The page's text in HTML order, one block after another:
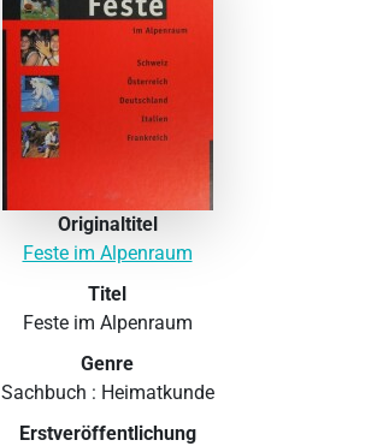
Originaltitel
Feste im Alpenraum
Titel
Feste im Alpenraum
Genre
Sachbuch : Heimatkunde
Erstveröffentlichung